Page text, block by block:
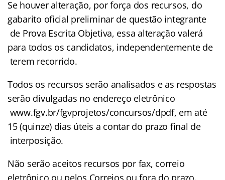
Se houver alteração, por força dos recursos, do
gabarito oficial preliminar de questão integrante
de Prova Escrita Objetiva, essa alteração valerá
para todos os candidatos, independentemente de
terem recorrido.
Todos os recursos serão analisados e as respostas
serão divulgadas no endereço eletrônico
www.fgv.br/fgvprojetos/concursos/dpdf, em até
15 (quinze) dias úteis a contar do prazo final de
interposição.
Não serão aceitos recursos por fax, correio
eletrônico ou pelos Correios ou fora do prazo.